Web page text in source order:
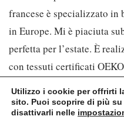
© Biondini Serafino Maria – Partita
Utilizzo i cookie per offrirti
sito. Puoi scoprire di più
disattivarli nelle